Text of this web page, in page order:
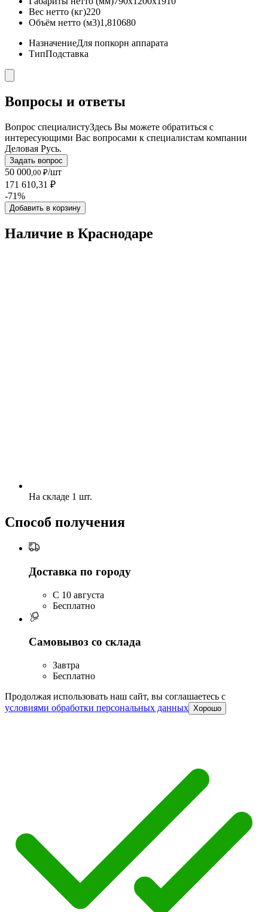
Вес нетто (кг)220
Объём нетто (м3)1,810680
НазначениеДля попкорн аппарата
ТипПодставка
Вопросы и ответы
Вопрос специалистуЗдесь Вы можете обратиться с
интересующими Вас вопросами к специалистам компании
Деловая Русь.
Задать вопрос
50 000 ,00 ₽/шт
171 610,31 ₽
-71%
Добавить в корзину
Наличие в Краснодарe
На складе 1 шт.
Способ получения
Доставка по городу
C 10 августа
Бесплатно
Самовывоз со склада
Завтра
Бесплатно
Продолжая использовать наш сайт, вы соглашаетесь c
условиями обработки персональных данных Хорошо